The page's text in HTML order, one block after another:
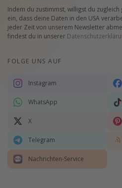
Indem du zustimmst, willigst du zugleich
ein, dass deine Daten in den USA
jeder Zeit von unserem Newsletter
findest du in unserer
FOLGE UNS AUF
Instagram
WhatsApp
X
Telegram
Nachrichten-Service